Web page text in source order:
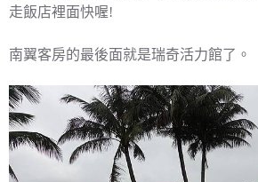
走飯店裡面快喔!
南翼客房的最後面就是瑞奇活力館了。